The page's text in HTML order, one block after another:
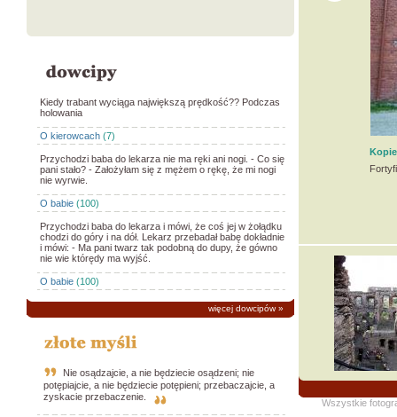
Kiedy trabant wyciąga największą prędkość?? Podczas
holowania
O kierowcach (7)
Przychodzi baba do lekarza nie ma ręki ani nogi. - Co się
pani stało? - Założyłam się z mężem o rękę, że mi nogi
nie wyrwie.
O babie (100)
Przychodzi baba do lekarza i mówi, że coś jej w żołądku
chodzi do góry i na dół. Lekarz przebadał babę dokładnie
i mówi: - Ma pani twarz tak podobną do dupy, że gówno
nie wie którędy ma wyjść.
O babie (100)
więcej dowcipów»
Nie osądzajcie, a nie będziecie osądzeni; nie
potępiajcie, a nie będziecie potępieni; przebaczajcie, a
zyskacie przebaczenie.
Wszystkie